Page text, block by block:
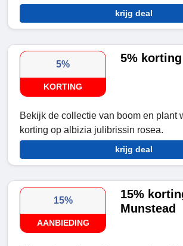
krijg deal
5%
KORTING
5%
Bekijk de collectie van boom en plant
korting op albizia julibrissin rosea.
krijg deal
15%
AANBIEDING
15%
Munstead